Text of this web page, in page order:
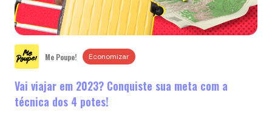
Me Poupe! Economizar
Vai viajar em 2023? Conquiste sua meta com a
técnica dos 4 potes!